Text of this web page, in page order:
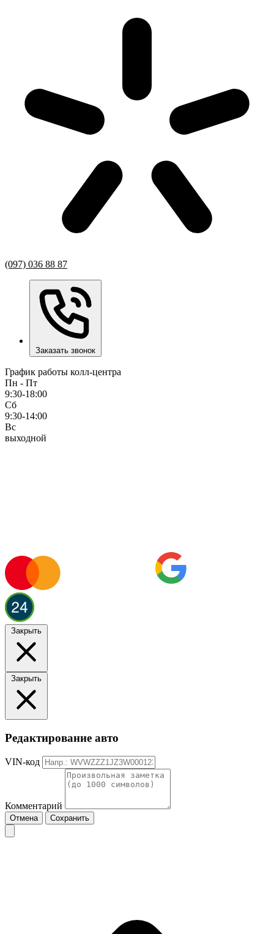
(097) 036 88 87
Заказать звонок
График работы колл-центра
Пн - Пт
9:30-18:00
Сб
9:30-14:00
Вс
выходной
Закрыть
Закрыть
Редактирование авто
VIN-код
Комментарий
Отмена Сохранить